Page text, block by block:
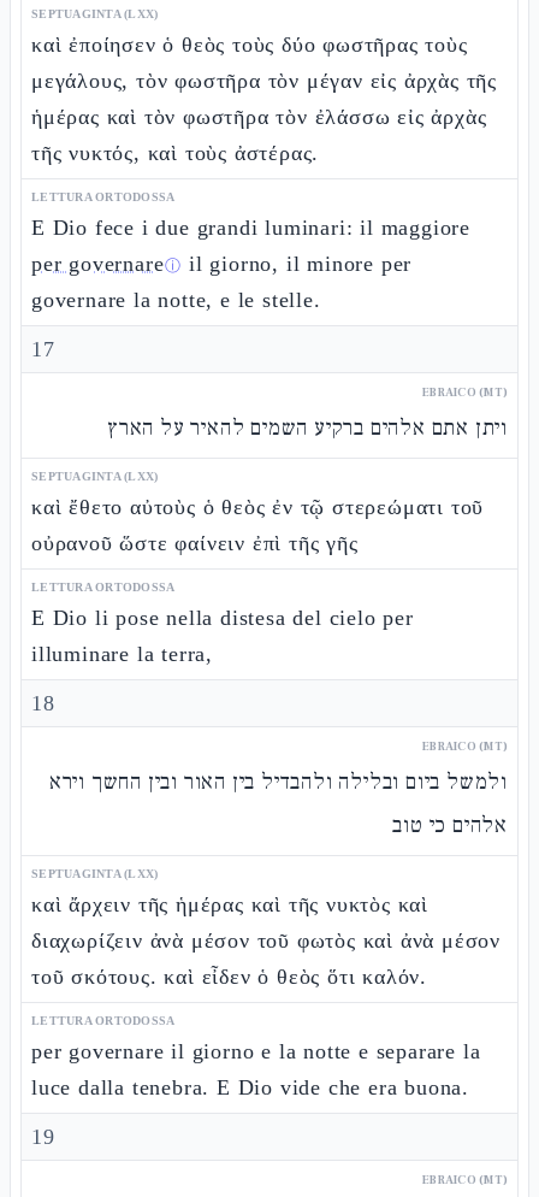
SEPTUAGINTA (LXX)
καὶ ἐποίησεν ὁ θεὸς τοὺς δύο φωστῆρας τοὺς
μεγάλους, τὸν φωστῆρα τὸν μέγαν εἰς ἀρχὰς τῆς
ἡμέρας καὶ τὸν φωστῆρα τὸν ἐλάσσω εἰς ἀρχὰς
τῆς νυκτός, καὶ τοὺς ἀστέρας.
LETTURA ORTODOSSA
E Dio fece i due grandi luminari: il maggiore
per governareⓘ il giorno, il minore per
governare la notte, e le stelle.
17
EBRAICO (MT)
ויתן אתם אלהים ברקיע השמים להאיר על הארץ
SEPTUAGINTA (LXX)
καὶ ἔθετο αὐτοὺς ὁ θεὸς ἐν τῷ στερεώματι τοῦ
οὐρανοῦ ὥστε φαίνειν ἐπὶ τῆς γῆς
LETTURA ORTODOSSA
E Dio li pose nella distesa del cielo per
illuminare la terra,
18
EBRAICO (MT)
ולמשל ביום ובלילה ולהבדיל בין האור ובין החשך וירא
אלהים כי טוב
SEPTUAGINTA (LXX)
καὶ ἄρχειν τῆς ἡμέρας καὶ τῆς νυκτὸς καὶ
διαχωρίζειν ἀνὰ μέσον τοῦ φωτὸς καὶ ἀνὰ μέσον
τοῦ σκότους. καὶ εἶδεν ὁ θεὸς ὅτι καλόν.
LETTURA ORTODOSSA
per governare il giorno e la notte e separare la
luce dalla tenebra. E Dio vide che era buona.
19
EBRAICO (MT)